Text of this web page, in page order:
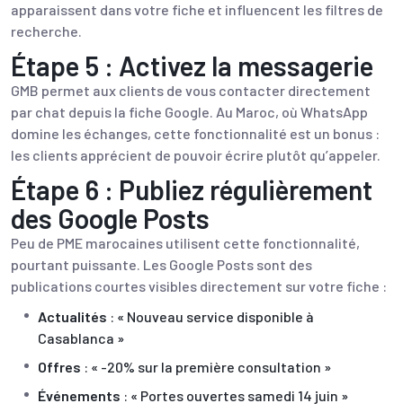
apparaissent dans votre fiche et influencent les filtres de
recherche.
Étape 5 : Activez la messagerie
GMB permet aux clients de vous contacter directement
par chat depuis la fiche Google. Au Maroc, où WhatsApp
domine les échanges, cette fonctionnalité est un bonus :
les clients apprécient de pouvoir écrire plutôt qu’appeler.
Étape 6 : Publiez régulièrement
des Google Posts
Peu de PME marocaines utilisent cette fonctionnalité,
pourtant puissante. Les Google Posts sont des
publications courtes visibles directement sur votre fiche :
Actualités : « Nouveau service disponible à
Casablanca »
Offres : « -20% sur la première consultation »
Événements : « Portes ouvertes samedi 14 juin »